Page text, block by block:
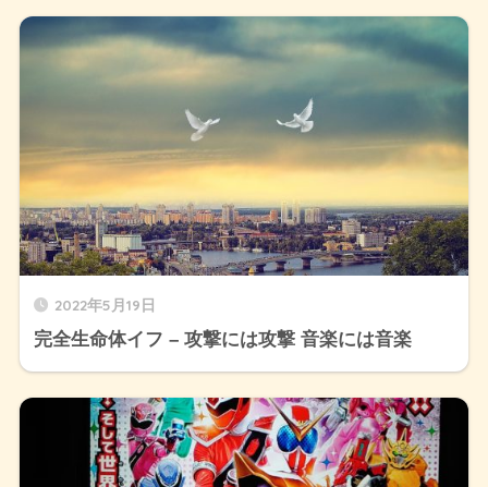
2022年5月19日
完全生命体イフ – 攻撃には攻撃 音楽には音楽